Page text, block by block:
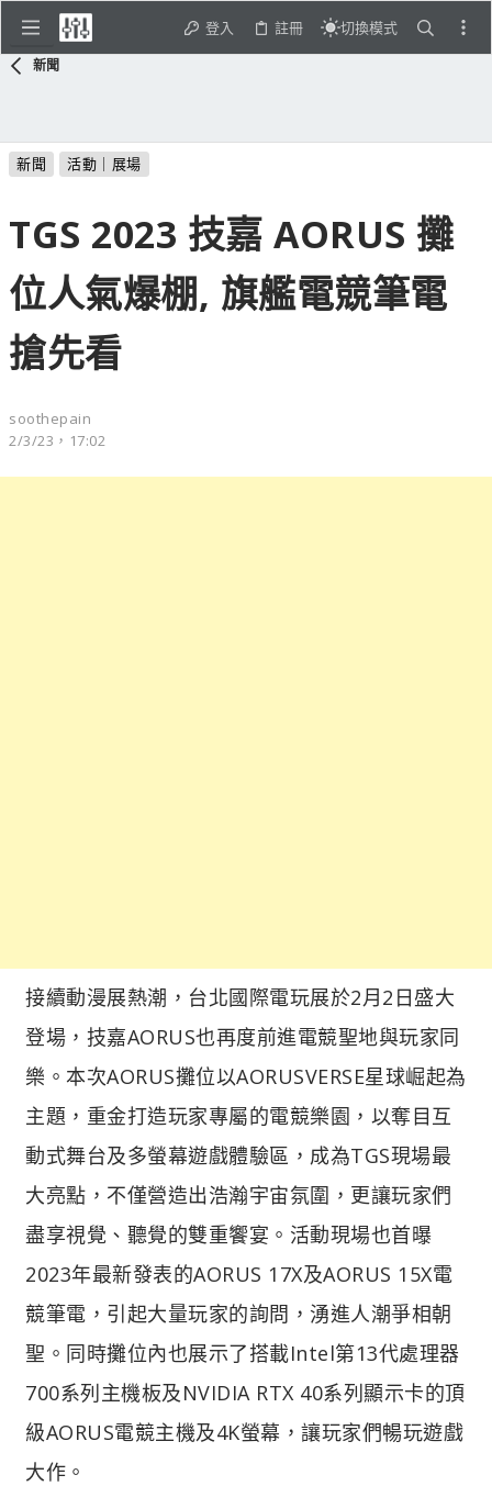
登入 註冊 切換模式
新聞
新聞 活動｜展場
TGS 2023 技嘉 AORUS 攤
位人氣爆棚, 旗艦電競筆電
搶先看
soothepain
2/3/23，17:02
接續動漫展熱潮，台北國際電玩展於2月2日盛大
登場，技嘉AORUS也再度前進電競聖地與玩家同
樂。本次AORUS攤位以AORUSVERSE星球崛起為
主題，重金打造玩家專屬的電競樂園，以奪目互
動式舞台及多螢幕遊戲體驗區，成為TGS現場最
大亮點，不僅營造出浩瀚宇宙氛圍，更讓玩家們
盡享視覺、聽覺的雙重饗宴。活動現場也首曝
2023年最新發表的AORUS 17X及AORUS 15X電
競筆電，引起大量玩家的詢問，湧進人潮爭相朝
聖。同時攤位內也展示了搭載Intel第13代處理器
700系列主機板及NVIDIA RTX 40系列顯示卡的頂
級AORUS電競主機及4K螢幕，讓玩家們暢玩遊戲
大作。